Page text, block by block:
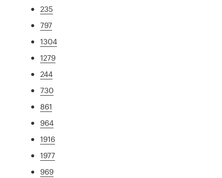
235
797
1304
1279
244
730
861
964
1916
1977
969